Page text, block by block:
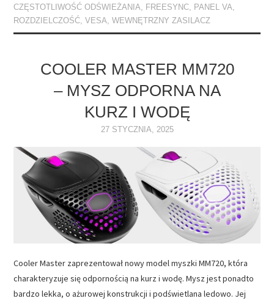
CZĘSTOTLIWOŚĆ ODŚWIEŻANIA, FREESYNC, PANEL VA,
ROZDZIELCZOŚĆ,VESA,WEWNĘTRZNY ZASILACZ
COOLER MASTER MM720
– MYSZ ODPORNA NA
KURZ I WODĘ
27 STYCZNIA, 2025
Cooler Master zaprezentował nowy model myszki MM720, która
charakteryzuje się odpornością na kurz i wodę. Mysz jest ponadto
bardzo lekka, o ażurowej konstrukcji i podświetlana ledowo. Jej